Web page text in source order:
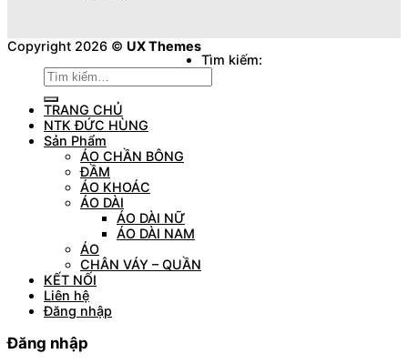
Copyright 2026 © UX Themes
Tìm kiếm:
TRANG CHỦ
NTK ĐỨC HÙNG
Sản Phẩm
ÁO CHẦN BÔNG
ĐẦM
ÁO KHOÁC
ÁO DÀI
ÁO DÀI NỮ
ÁO DÀI NAM
ÁO
CHÂN VÁY – QUẦN
KẾT NỐI
Liên hệ
Đăng nhập
Đăng nhập